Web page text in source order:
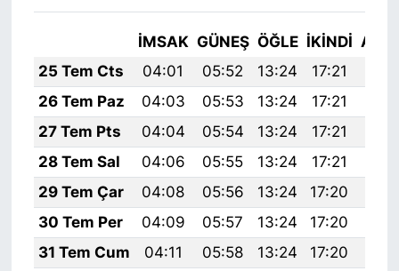
İMSAK GÜNEŞ ÖĞLE İKINDI
25 Tem Cts
04:01 05:52 13:24 17:21
26 Tem Paz
04:03 05:53 13:24 17:21
27 Tem Pts
04:04 05:54 13:24 17:21
28 Tem Sal
04:06 05:55 13:24 17:21
29 Tem Çar
04:08 05:56 13:24 17:20
30 Tem Per
04:09 05:57 13:24 17:20
31 Tem Cum
04:11 05:58 13:24 17:20